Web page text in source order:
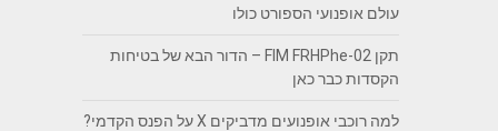
עולם אופנועי הספורט כולו
תקן FIM FRHPhe-02 – הדור הבא של בטיחות
הקסדות כבר כאן
למה רוכבי אופנועים מדביקים X על הפנס הקדמי?